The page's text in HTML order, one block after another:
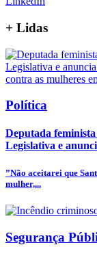
+ Lidas
Política
Deputada
Legislativa e
”Não aceitarei que
mulher,...
Segurança